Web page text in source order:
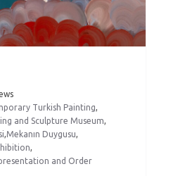
Turkish Painting,
and Sculpture Museum,
,Mekanın Duygusu,
,
and Order